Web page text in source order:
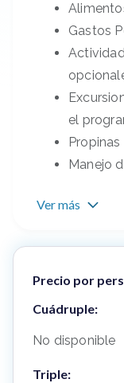
Gastos
el
Propinas
Manejo
Ver más
Precio por
Cuádruple:
No disponible
Triple: